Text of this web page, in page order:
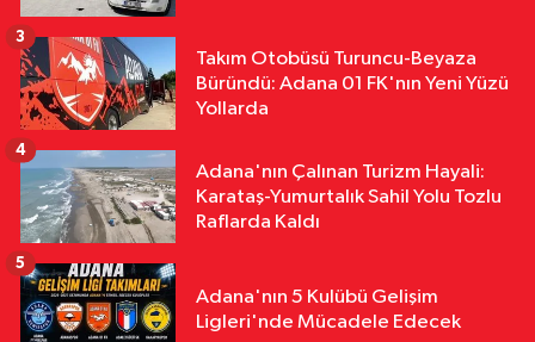
Asayiş
09:32Adana Jandarması Silah ve
Takım Otobüsü Turuncu-Beyaza
Büründü: Adana 01 FK'nın Yeni Yüzü
Yollarda
3
Adana'nın Çalınan Turizm Hayali:
Karataş-Yumurtalık Sahil Yolu Tozlu
Raflarda Kaldı
4
Adana'nın 5 Kulübü Gelişim
Ligleri'nde Mücadele Edecek
5